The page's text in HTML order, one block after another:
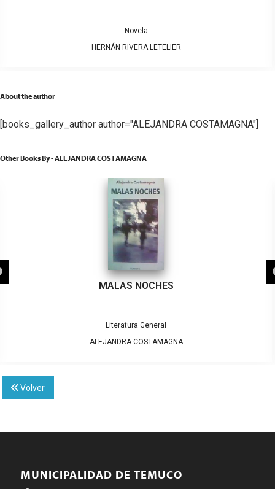
Novela
HERNÁN RIVERA LETELIER
About the author
[books_gallery_author author="ALEJANDRA COSTAMAGNA"]
Other Books By - ALEJANDRA COSTAMAGNA
MALAS NOCHES
Literatura General
ALEJANDRA COSTAMAGNA
Volver
MUNICIPALIDAD DE TEMUCO